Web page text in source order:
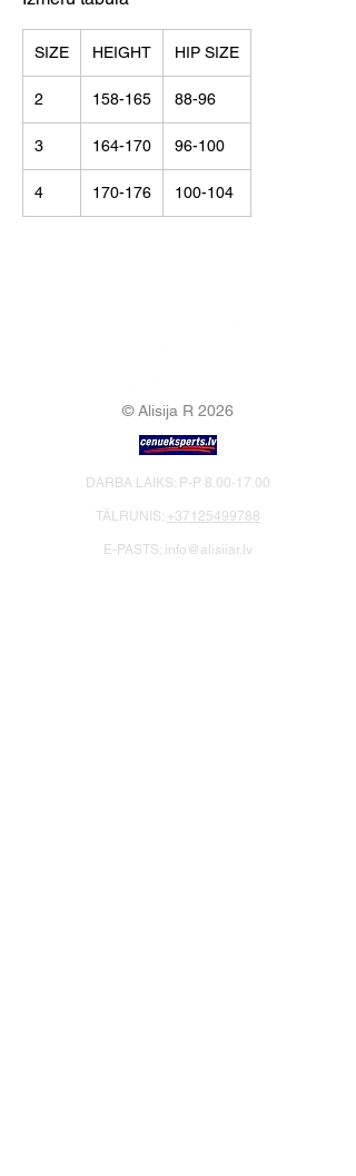
SIZE HEIGHT HIP SIZE
2 158-165 88-96
3 164-170 96-100
4 170-176 100-104
© Alisija R 2026
DARBA LAIKS: P-P 8.00-17.00
TĀLRUNIS: +37125499788
E-PASTS: info@alisijar.lv